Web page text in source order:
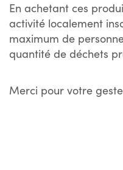
En achetant ces
activité localement
maximum de
quantité de déchets
Merci pour votre